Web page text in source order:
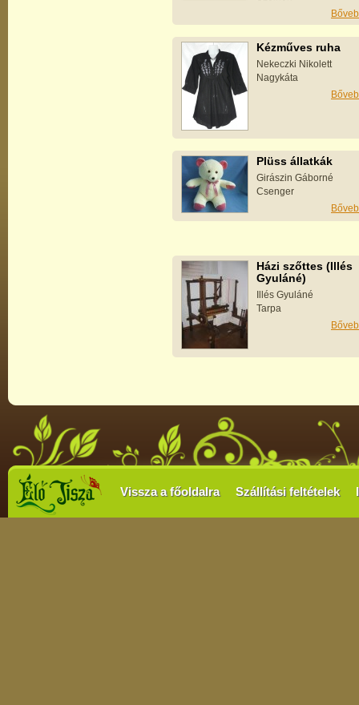
Kézműves ruha
Nekeczki Nikolett
Nagykáta
Plüss állatkák
Girászin Gáborné
Csenger
Házi szőttes (Illés
Gyuláné)
Illés Gyuláné
Tarpa
Vissza a főoldalra Szállítási feltételek